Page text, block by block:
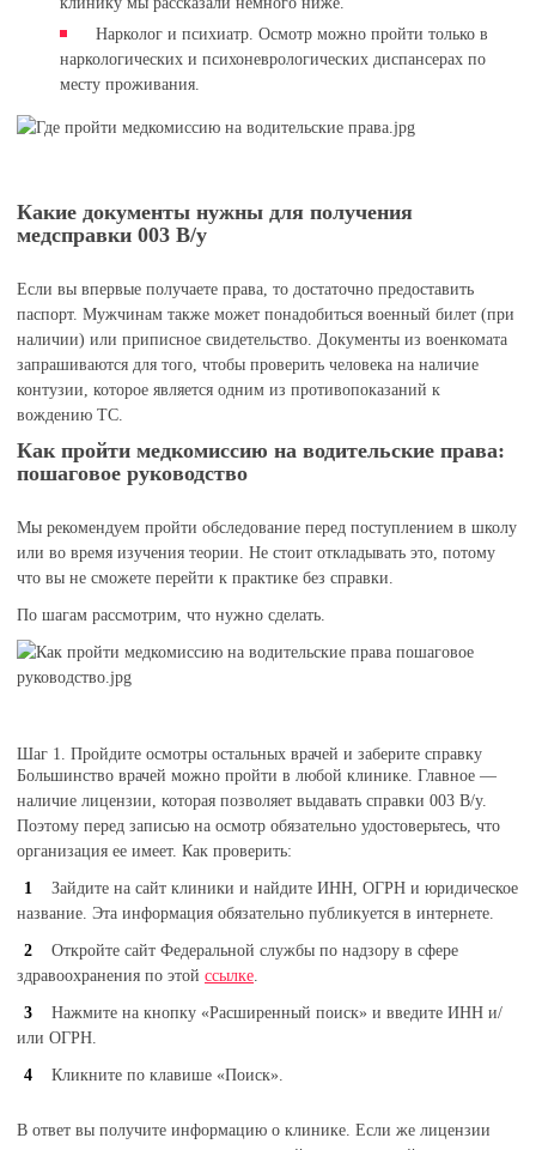
Нарколог и психиатр. Осмотр можно пройти только в
наркологических и психоневрологических диспансерах по
месту проживания.
Какие документы нужны для получения
медсправки 003 В/у
Если вы впервые получаете права, то достаточно предоставить
паспорт. Мужчинам также может понадобиться военный билет (при
наличии) или приписное свидетельство. Документы из военкомата
запрашиваются для того, чтобы проверить человека на наличие
контузии, которое является одним из противопоказаний к
вождению ТС.
Как пройти медкомиссию на водительские права:
пошаговое руководство
Мы рекомендуем пройти обследование перед поступлением в школу
или во время изучения теории. Не стоит откладывать это, потому
что вы не сможете перейти к практике без справки.
По шагам рассмотрим, что нужно сделать.
Шаг 1. Пройдите осмотры остальных врачей и заберите справку
Большинство врачей можно пройти в любой клинике. Главное —
наличие лицензии, которая позволяет выдавать справки 003 В/у.
Поэтому перед записью на осмотр обязательно удостоверьтесь, что
организация ее имеет. Как проверить:
Зайдите на сайт клиники и найдите ИНН, ОГРН и юридическое
название. Эта информация обязательно публикуется в интернете.
Откройте сайт Федеральной службы по надзору в сфере
здравоохранения по этой ссылке.
Нажмите на кнопку «Расширенный поиск» и введите ИНН и/
или ОГРН.
Кликните по клавише «Поиск».
В ответ вы получите информацию о клинике. Если же лицензии